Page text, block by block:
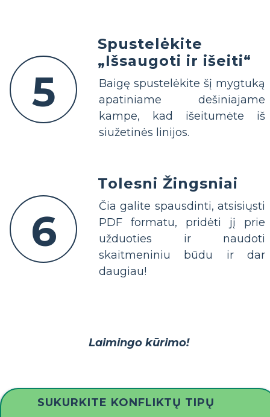
5
Spustelėkite
„Išsaugoti ir išeiti“
Baigę spustelėkite šį mygtuką
apatiniame dešiniajame
kampe, kad išeitumėte iš
siužetinės linijos.
6
Tolesni Žingsniai
Čia galite spausdinti, atsisiųsti
PDF formatu, pridėti jį prie
užduoties ir naudoti
skaitmeniniu būdu ir dar
daugiau!
Laimingo kūrimo!
SUKURKITE KONFLIKTŲ TIPŲ